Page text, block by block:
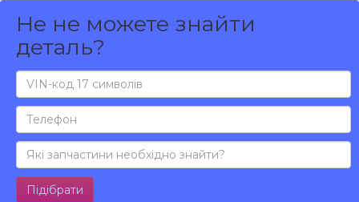
Не не можете знайти
деталь?
Підібрати